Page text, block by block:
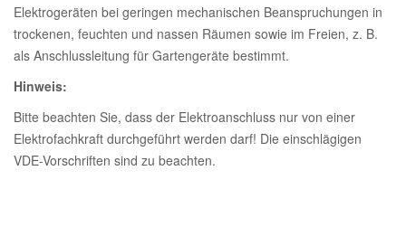
Elektrogeräten bei geringen mechanischen Beanspruchungen in
trockenen, feuchten und nassen Räumen sowie im Freien, z. B.
als Anschlussleitung für Gartengeräte bestimmt.
Hinweis:
Bitte beachten Sie, dass der Elektroanschluss nur von einer
Elektrofachkraft durchgeführt werden darf! Die einschlägigen
VDE-Vorschriften sind zu beachten.